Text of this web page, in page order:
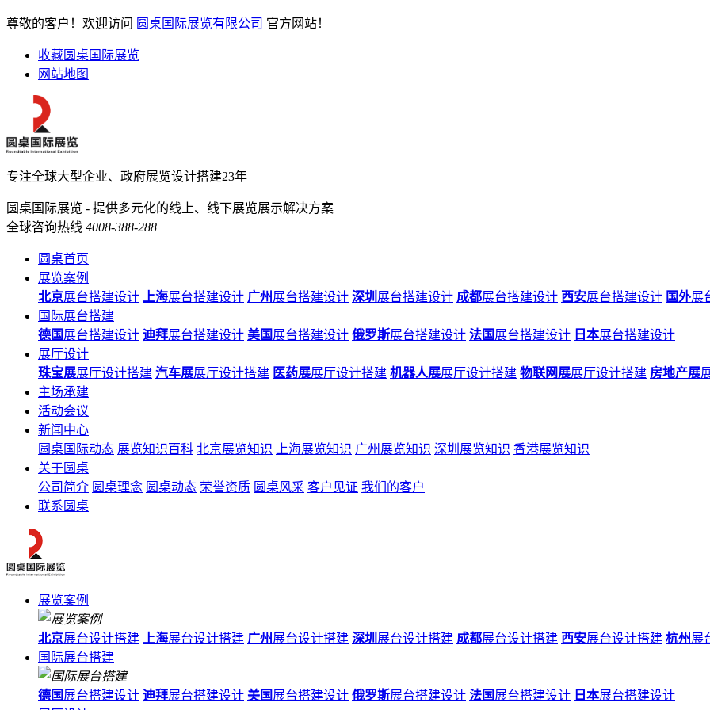
尊敬的客户！欢迎访问 圆桌国际展览有限公司 官方网站！
收藏圆桌国际展览
网站地图
专注全球大型企业、政府展览设计搭建23年
圆桌国际展览 - 提供多元化的线上、线下展览展示解决方案
全球咨询热线 4008-388-288
圆桌首页
展览案例
北京展台搭建设计 上海展台搭建设计 广州展台搭建设计 深圳 展台搭建设计 成都展台搭建设计 西安展台搭建设计 国外展
国际展台搭建
德国 展台搭建设计 迪拜展台搭建设计 美国 展台搭建设计 俄罗斯展台搭建设计 法国 展台搭建设计 日本展台搭建设计
展厅设计
珠宝展展厅设计搭建 汽车展展厅设计搭建 医药展展厅设计搭建 机器人展展厅设计搭建 物联网展展厅设计搭建 房地产展
主场承建
活动会议
新闻中心
圆桌国际动态 展览知识百科 北京展览知识 上海展览知识 广州展览知识 深圳展览知识 香港展览知识
关于圆桌
公司简介 圆桌理念 圆桌动态 荣誉资质 圆桌风采 客户见证 我们的客户
联系圆桌
展览案例
北京展台设计搭建 上海展台设计搭建 广州展台设计搭建 深圳 展台设计搭建 成都展台设计搭建 西安展台设计搭建 杭州展
国际展台搭建
德国 展台搭建设计 迪拜展台搭建设计 美国 展台搭建设计 俄罗斯展台搭建设计 法国 展台搭建设计 日本展台搭建设计